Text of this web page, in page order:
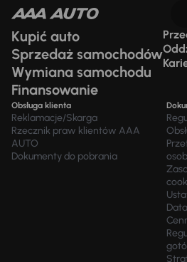
Kupić auto
Sprzedaż samochodów
Wymiana samochodu
Finansowanie
Obsługa klienta
Reklamacje/Skarga
Rzecznik praw klientów AAA
AUTO
Dokumenty do pobrania